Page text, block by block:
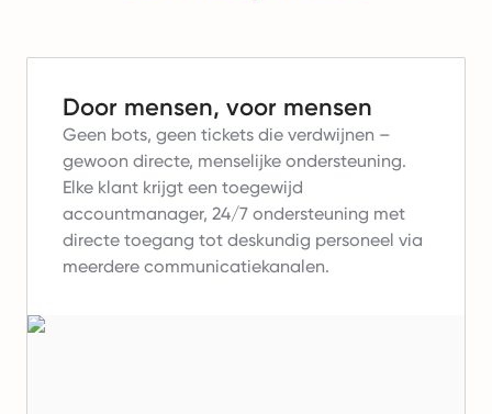
Door mensen, voor mensen
Geen bots, geen tickets die verdwijnen –
gewoon directe, menselijke ondersteuning.
Elke klant krijgt een toegewijd
accountmanager, 24/7 ondersteuning met
directe toegang tot deskundig personeel via
meerdere communicatiekanalen.